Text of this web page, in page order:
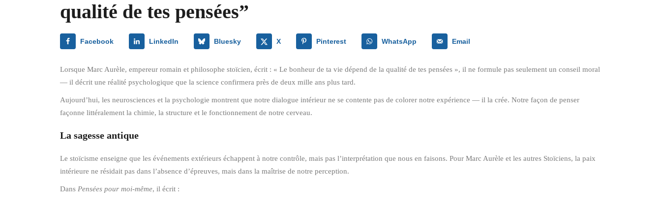
qualité de tes pensées”
Facebook LinkedIn Bluesky X Pinterest WhatsApp Email
Lorsque Marc Aurèle, empereur romain et philosophe stoïcien, écrit : « Le bonheur de ta vie dépend de la qualité de tes pensées », il ne formule pas seulement un conseil moral
— il décrit une réalité psychologique que la science confirmera près de deux mille ans plus tard.
Aujourd’hui, les neurosciences et la psychologie montrent que notre dialogue intérieur ne se contente pas de colorer notre expérience — il la crée. Notre façon de penser
façonne littéralement la chimie, la structure et le fonctionnement de notre cerveau.
La sagesse antique
Le stoïcisme enseigne que les événements extérieurs échappent à notre contrôle, mais pas l’interprétation que nous en faisons. Pour Marc Aurèle et les autres Stoïciens, la paix
intérieure ne résidait pas dans l’absence d’épreuves, mais dans la maîtrise de notre perception.
Dans Pensées pour moi-même, il écrit :